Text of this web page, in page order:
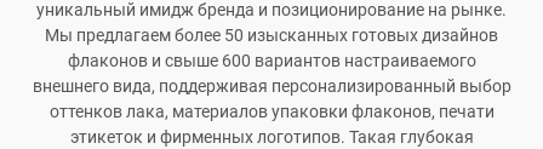
уникальный имидж бренда и позиционирование на рынке.
Мы предлагаем более 50 изысканных готовых дизайнов
флаконов и свыше 600 вариантов настраиваемого
внешнего вида, поддерживая персонализированный выбор
оттенков лака, материалов упаковки флаконов, печати
этикеток и фирменных логотипов. Такая глубокая